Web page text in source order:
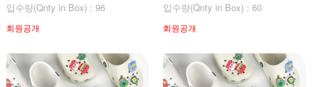
입수량(Qnty in Box) : 96
회원공개
입수량(Qnty in Box) : 60
회원공개